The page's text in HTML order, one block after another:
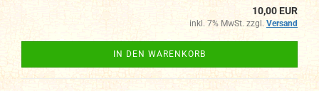
10,00 EUR
inkl. 7% MwSt. zzgl. Versand
IN DEN WARENKORB